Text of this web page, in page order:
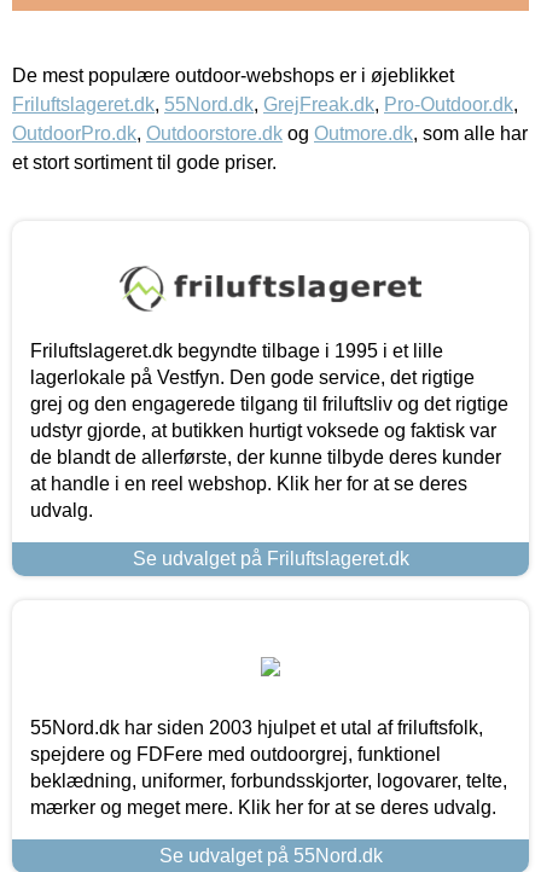
De mest populære outdoor-webshops er i øjeblikket
Friluftslageret.dk, 55Nord.dk, GrejFreak.dk, Pro-Outdoor.dk,
OutdoorPro.dk, Outdoorstore.dk og Outmore.dk, som alle har
et stort sortiment til gode priser.
Friluftslageret.dk begyndte tilbage i 1995 i et lille
lagerlokale på Vestfyn. Den gode service, det rigtige
grej og den engagerede tilgang til friluftsliv og det rigtige
udstyr gjorde, at butikken hurtigt voksede og faktisk var
de blandt de allerførste, der kunne tilbyde deres kunder
at handle i en reel webshop. Klik her for at se deres
udvalg.
Se udvalget på Friluftslageret.dk
55Nord.dk har siden 2003 hjulpet et utal af friluftsfolk,
spejdere og FDFere med outdoorgrej, funktionel
beklædning, uniformer, forbundsskjorter, logovarer, telte,
mærker og meget mere. Klik her for at se deres udvalg.
Se udvalget på 55Nord.dk